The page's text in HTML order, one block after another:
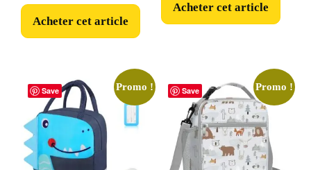
Acheter cet article
Acheter cet article
Save Promo ! Save Promo !